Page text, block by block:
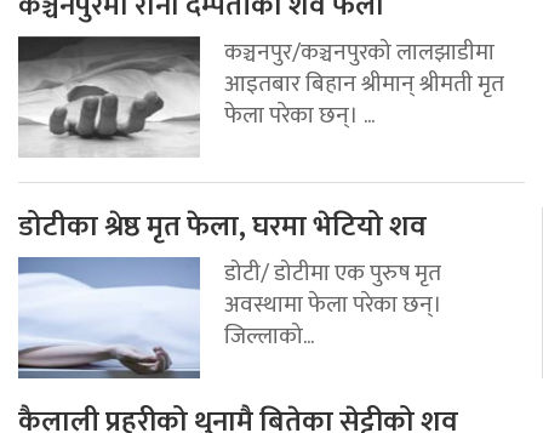
कञ्चनपुर/कञ्चनपुरको लालझाडीमा
आइतबार बिहान श्रीमान् श्रीमती मृत
फेला परेका छन्। ...
डोटीका श्रेष्ठ मृत फेला, घरमा भेटियो शव
डोटी/ डोटीमा एक पुरुष मृत
अवस्थामा फेला परेका छन्।
जिल्लाको...
कैलाली प्रहरीको थुनामै बितेका सेट्टीको शव